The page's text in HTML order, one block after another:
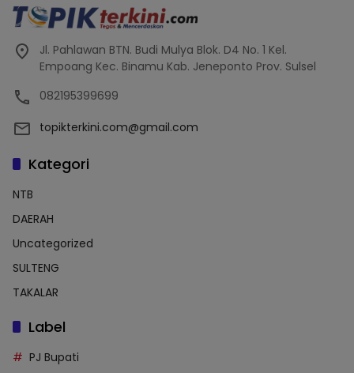
Jl. Pahlawan BTN. Budi Mulya Blok. D4 No. 1 Kel.
Empoang Kec. Binamu Kab. Jeneponto Prov. Sulsel
082195399699
topikterkini.com@gmail.com
Kategori
NTB
DAERAH
Uncategorized
SULTENG
TAKALAR
Label
PJ Bupati